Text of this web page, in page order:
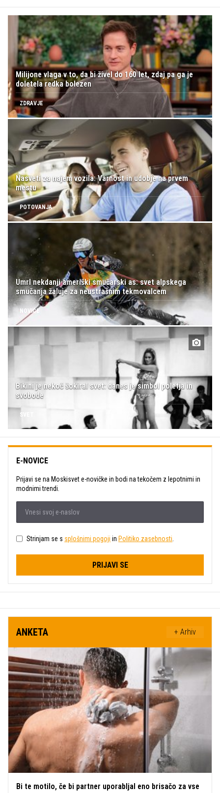
Milijone vlaga v to, da bi živel do 160 let, zdaj pa ga je
doletela redka bolezen
ZDRAVJE
Nasveti za najem vozila: Varnost in udobje na prvem
mestu
POTOVANJA
Umrl nekdanji ameriški smučarski as: svet alpskega
smučanja žaluje za neustrašnim tekmovalcem
NOVICE
Bikini je nekoč šokiral svet: danes je simbol poletja in
svobode
SVET
E-NOVICE
Prijavi se na Moskisvet e-novičke in bodi na tekočem z lepotnimi in
modnimi trendi.
Strinjam se s splošnimi pogoji in Politiko zasebnosti
PRIJAVI SE
ANKETA + Arhiv
Bi te motilo, če bi partner uporabljal eno brisačo za vse